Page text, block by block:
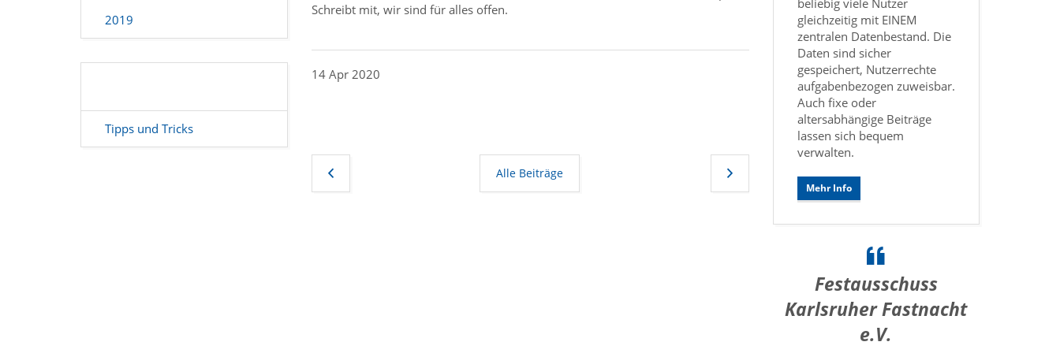
Schreibt mit, wir sind für alles offen.
14 Apr 2020
Alle Beiträge
2019
Tipps und Tricks
beliebig viele Nutzer
gleichzeitig mit EINEM
zentralen Datenbestand. Die
Daten sind sicher
gespeichert, Nutzerrechte
aufgabenbezogen zuweisbar.
Auch fixe oder
altersabhängige Beiträge
lassen sich bequem
verwalten.
Mehr Info
Festausschuss
Karlsruher Fastnacht
e.V.